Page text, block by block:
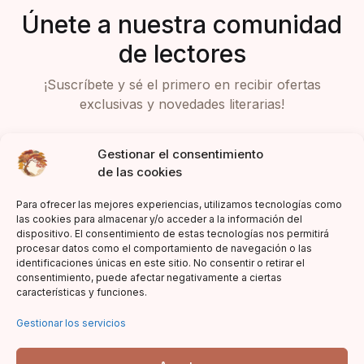
Gestionar el consentimiento
de las cookies
Para ofrecer las mejores experiencias, utilizamos tecnologías como
las cookies para almacenar y/o acceder a la información del
dispositivo. El consentimiento de estas tecnologías nos permitirá
procesar datos como el comportamiento de navegación o las
identificaciones únicas en este sitio. No consentir o retirar el
consentimiento, puede afectar negativamente a ciertas
características y funciones.
Gestionar los servicios
Únete a nuestra comunidad
de lectores
¡Suscríbete y sé el primero en recibir ofertas
exclusivas y novedades literarias!
Acepto la política de privacidad